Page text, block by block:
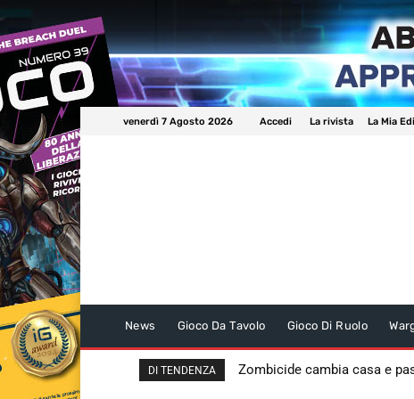
venerdì 7 Agosto 2026 Accedi La rivista La Mia
News Gioco Da Tavolo Gioco Di Ruolo
DI TENDENZA Zombicide cambia casa e